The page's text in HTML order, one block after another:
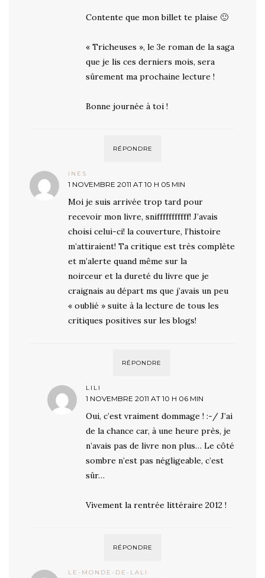
Contente que mon billet te plaise 🙂
« Tricheuses », le 3e roman de la saga
que je lis ces derniers mois, sera
sûrement ma prochaine lecture !
Bonne journée à toi !
RÉPONDRE
INES
1 NOVEMBRE 2011 AT 10 H 05 MIN
Moi je suis arrivée trop tard pour
recevoir mon livre, snifffffffffff! J’avais
choisi celui-ci! la couverture, l’histoire
m’attiraient! Ta critique est très complète
et m’alerte quand même sur la
noirceur et la dureté du livre que je
craignais au départ ms que j’avais un peu
« oublié » suite à la lecture de tous les
critiques positives sur les blogs!
RÉPONDRE
LILI
1 NOVEMBRE 2011 AT 10 H 06 MIN
Oui, c’est vraiment dommage ! :-/ J’ai
de la chance car, à une heure près, je
n’avais pas de livre non plus… Le côté
sombre n’est pas négligeable, c’est
sûr…
Vivement la rentrée littéraire 2012 !
RÉPONDRE
LE-MONDE-DE-LALI